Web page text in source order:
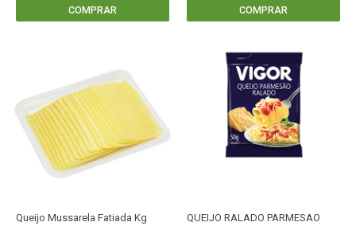
COMPRAR COMPRAR
Queijo Mussarela Fatiada Kg
QUEIJO RALADO PARMESAO